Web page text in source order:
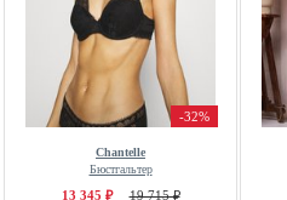
-32%
Chantelle
Бюстгальтер
13 345 ₽ 19 715 ₽